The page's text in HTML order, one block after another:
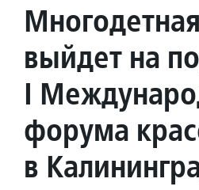
выйдет на
I
форума
в